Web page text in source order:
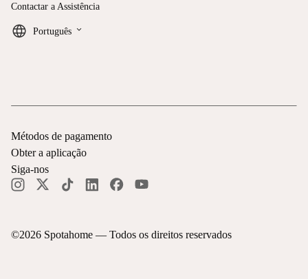
Contactar a Assistência
Português keyboard_arrow_down
©2026 Spotahome — Todos os direitos reservados
Métodos de pagamento
Obter a aplicação
Siga-nos